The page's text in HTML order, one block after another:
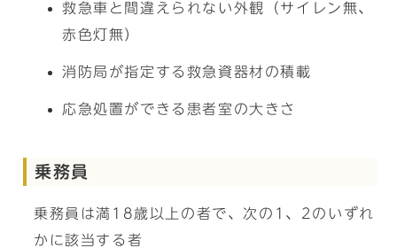
救急車と間違えられない外観（サイレン無、
赤色灯無）
消防局が指定する救急資器材の積載
応急処置ができる患者室の大きさ
乗務員
乗務員は満18歳以上の者で、次の1、2のいずれ
かに該当する者